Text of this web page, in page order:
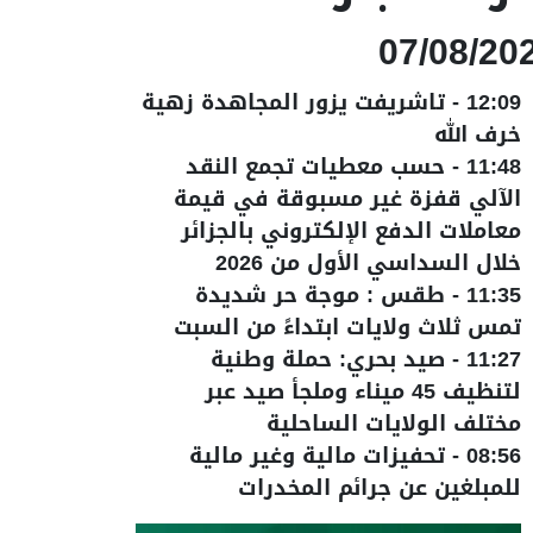
07/08/
12:09
-تاشريفت يزور المجاهدة زهية
خرف الله
11:48
- حسب معطيات تجمع النقد
الآلي قفزة غير مسبوقة في قيمة
معاملات الدفع الإلكتروني بالجزائر
خلال السداسي الأول من 2026
11:35
- طقس : موجة حر شديدة
تمس ثلاث ولايات ابتداءً من السبت
11:27
- صيد بحري: حملة وطنية
لتنظيف 45 ميناء وملجأ صيد عبر
مختلف الولايات الساحلية
08:56
-تحفيزات مالية وغير مالية
للمبلغين عن جرائم المخدرات